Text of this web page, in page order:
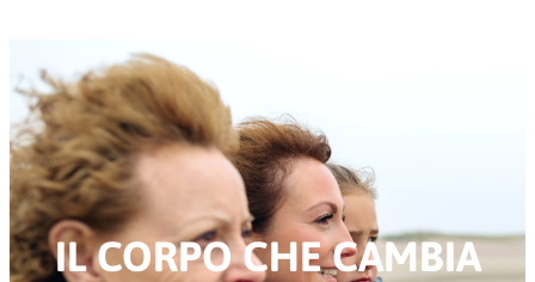
IL CORPO CHE CAMBIA